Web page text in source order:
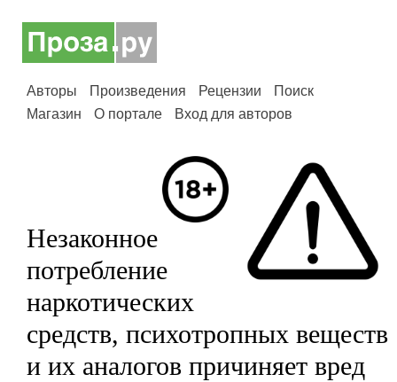
Авторы Произведения Рецензии
Поиск
Магазин
О портале Вход для авторов
Незаконное
потребление
наркотических
средств, психотропных веществ
и их аналогов причиняет вред